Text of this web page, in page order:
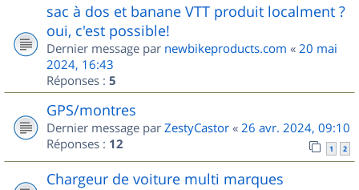
sac à dos et banane VTT produit localment ?
oui, c'est possible!
Dernier message par newbikeproducts.com « 20 mai
2024, 16:43
Réponses : 5
GPS/montres
Dernier message par ZestyCastor « 26 avr. 2024, 09:10
Réponses : 12 1 2
Chargeur de voiture multi marques